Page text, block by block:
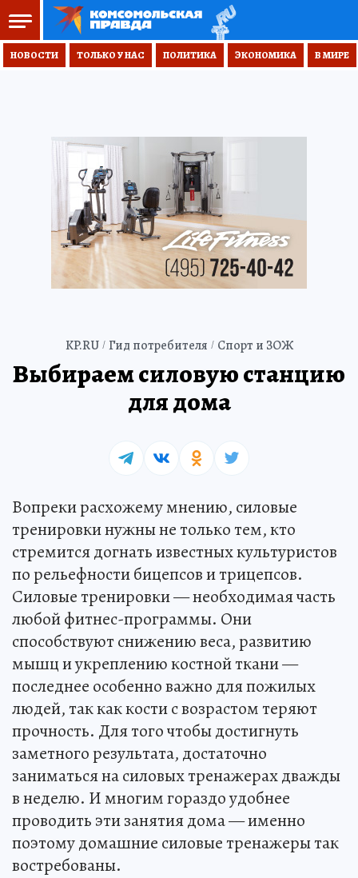
НОВОСТИ ТОЛЬКО У НАС ПОЛИТИКА ЭКОНОМИКА В МИРЕ
KP.RU Гид потребителя Спорт и ЗОЖ
Выбираем силовую станцию
для дома
Вопреки расхожему мнению, силовые
тренировки нужны не только тем, кто
стремится догнать известных культуристов
по рельефности бицепсов и трицепсов.
Силовые тренировки — необходимая часть
любой фитнес-программы. Они
способствуют снижению веса, развитию
мышц и укреплению костной ткани —
последнее особенно важно для пожилых
людей, так как кости с возрастом теряют
прочность. Для того чтобы достигнуть
заметного результата, достаточно
заниматься на силовых тренажерах дважды
в неделю. И многим гораздо удобнее
проводить эти занятия дома — именно
поэтому домашние силовые тренажеры так
востребованы.